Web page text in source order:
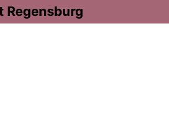
Regensburg